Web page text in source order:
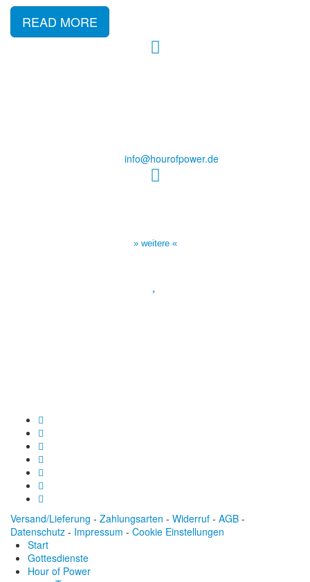
READ MORE
info@hourofpower.de
» weitere «
Versand/Lieferung - Zahlungsarten - Widerruf - AGB -
Datenschutz - Impressum - Cookie Einstellungen
Start
Gottesdienste
Hour of Power